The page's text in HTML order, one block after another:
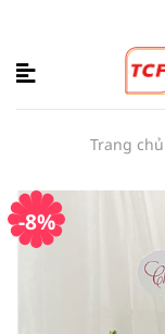
nội
Trang chủ
-8%